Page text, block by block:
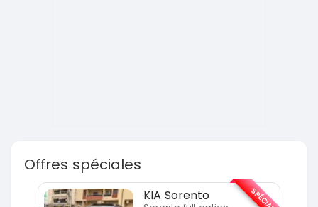
Offres spéciales
KIA Sorento SPÉCIAL